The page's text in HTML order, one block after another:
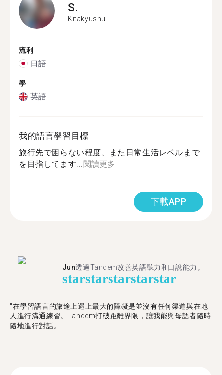
S.
Kitakyushu
流利
日語
學
英語
我的語言學習目標
旅行先で困らない程度、また日常生活レベルまで
を目指してます...閱讀更多
下載APP
Jun透過Tandem改善英語聽力和口說能力。
starstarstarstarstar
"在學習語言的旅途上遇上最大的障礙是並沒有任何渠道與在地
人進行溝通練習。Tandem打破距離界限，讓我能與母語者隨時
隨地進行對話。"